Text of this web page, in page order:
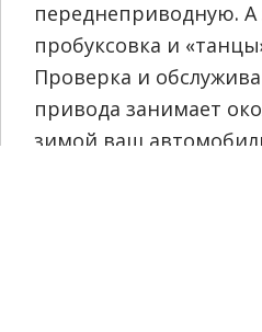
переднеприводную.
пробуксовка и
Проверка и
привода занимает
зимой ваш